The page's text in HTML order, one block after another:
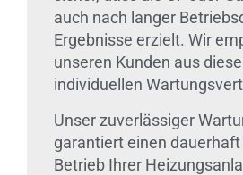
auch nach langer
Ergebnisse erzielt. Wir
unseren Kunden aus
individuellen
Unser zuverlässiger
garantiert einen
Betrieb Ihrer